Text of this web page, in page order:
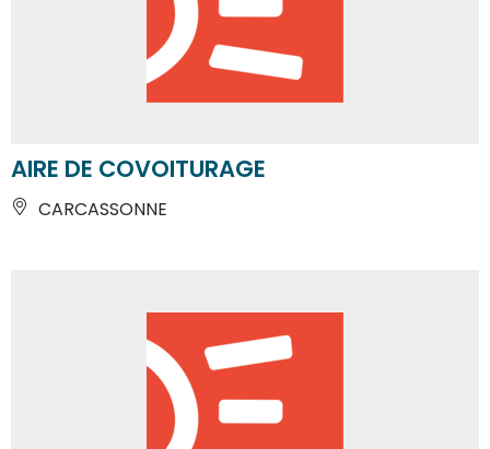
AIRE DE COVOITURAGE
CARCASSONNE